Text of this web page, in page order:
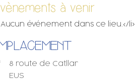
à venir
événement dans ce lieu.</li>
8 route de Catllar
EUS